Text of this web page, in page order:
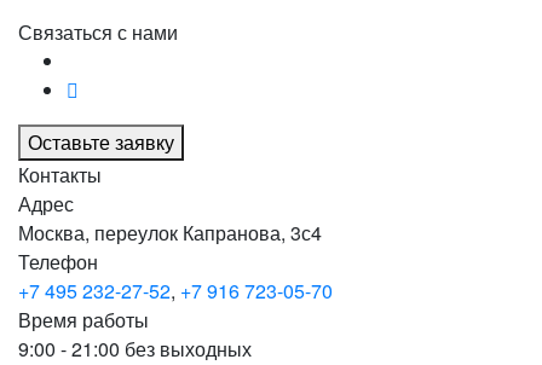
Связаться с нами
Оставьте заявку
Контакты
Адрес
Москва, переулок Капранова, 3с4
Телефон
+7 495 232-27-52, +7 916 723-05-70
Время работы
9:00 - 21:00 без выходных